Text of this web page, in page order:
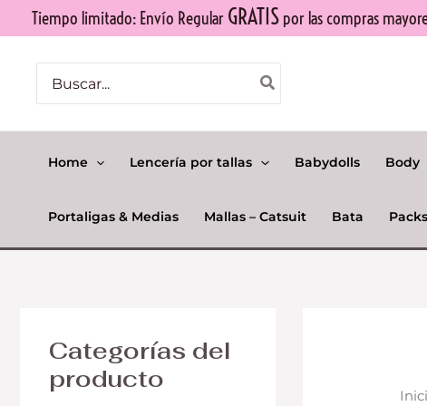
al
Tiempo limitado: Envío Regular GRATIS por las compras
por:
Home Lencería por tallas Babydolls Body
Portaligas & Medias Mallas – Catsuit Bata
Categorías del
producto